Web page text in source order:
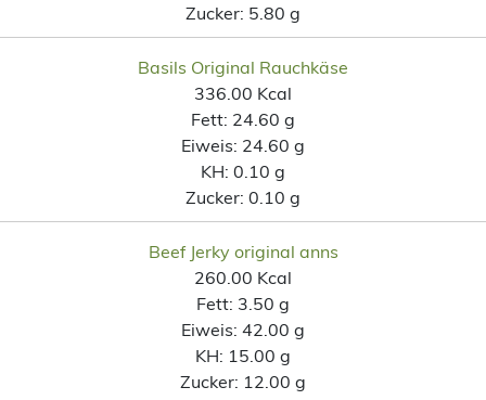
Zucker: 5.80 g
Basils Original Rauchkäse
336.00 Kcal
Fett: 24.60 g
Eiweis: 24.60 g
KH: 0.10 g
Zucker: 0.10 g
Beef Jerky original anns
260.00 Kcal
Fett: 3.50 g
Eiweis: 42.00 g
KH: 15.00 g
Zucker: 12.00 g